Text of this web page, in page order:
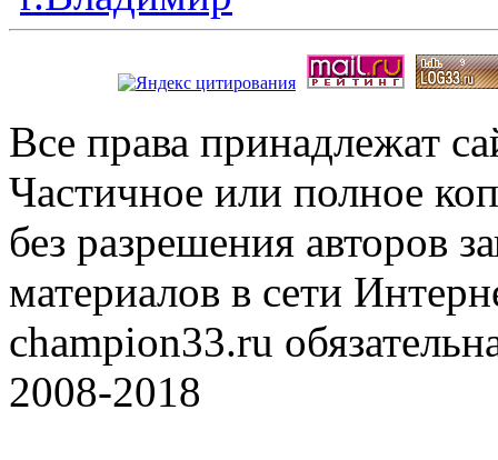
Все права принадлежат
Частичное или полное
без разрешения авторов
материалов в сети
champion33.ru
2008-2018